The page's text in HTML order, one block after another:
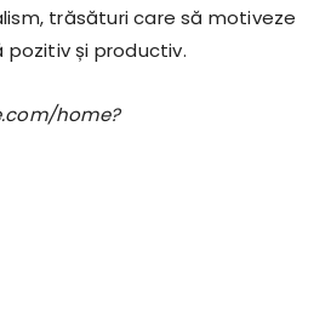
trăsături care să motiveze
pozitiv și productiv.
home?